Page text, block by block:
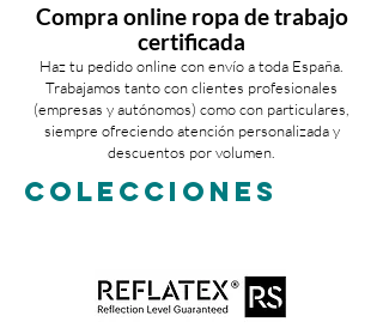
Compra online ropa de trabajo
certificada
Haz tu pedido online con envío a toda España.
Trabajamos tanto con clientes profesionales
(empresas y autónomos) como con particulares,
siempre ofreciendo atención personalizada y
descuentos por volumen.
COLECCIONES